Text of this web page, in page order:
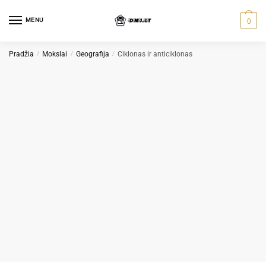
MENU 0
Pradžia / Mokslai / Geografija / Ciklonas ir anticiklonas